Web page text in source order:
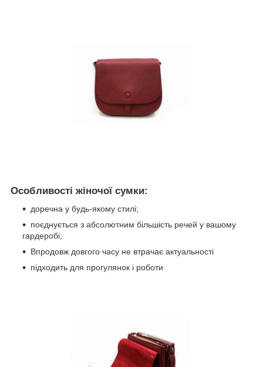
Особливості жіночої сумки:
доречна у будь-якому стилі;
поєднується з абсолютним більшість речей у вашому
гардеробі;
Впродовж довгого часу не втрачає актуальності
підходить для прогулянок і роботи